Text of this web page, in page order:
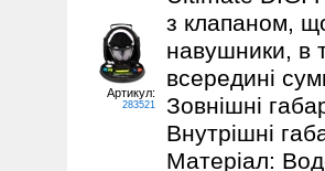
Артикул:
283521
з клапаном,
навушники, в
всередині
Зовнішні
Внутрішні
Матеріал: